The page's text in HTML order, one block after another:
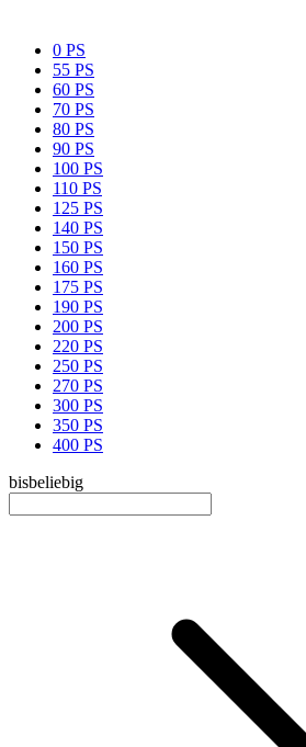
0 PS
55 PS
60 PS
70 PS
80 PS
90 PS
100 PS
110 PS
125 PS
140 PS
150 PS
160 PS
175 PS
190 PS
200 PS
220 PS
250 PS
270 PS
300 PS
350 PS
400 PS
bisbeliebig